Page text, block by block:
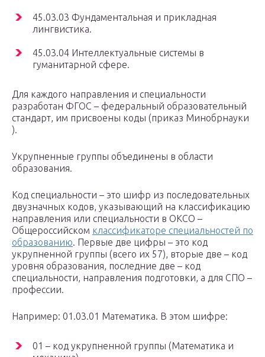
45.03.03 Фундаментальная и прикладная
лингвистика.
45.03.04 Интеллектуальные системы в
гуманитарной сфере.
Для каждого направления и специальности
разработан ФГОС – федеральный образовательный
стандарт, им присвоены коды (приказ Минобрнауки
).
Укрупненные группы объединены в области
образования.
Код специальности – это шифр из последовательных
двузначных кодов, указывающий на классификацию
направления или специальности в ОКСО –
Общероссийском классификаторе специальностей по
образованию. Первые две цифры – это код
укрупненной группы (всего их 57), вторые две – код
уровня образования, последние две – код
специальности, направления подготовки, а для СПО –
профессии.
Например: 01.03.01 Математика. В этом шифре:
01 – код укрупненной группы (Математика и